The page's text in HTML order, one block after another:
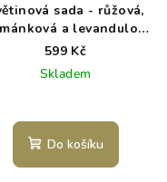
sada - růžová,
a levandulová
voda BIO
599 Kč
Skladem
Do košíku